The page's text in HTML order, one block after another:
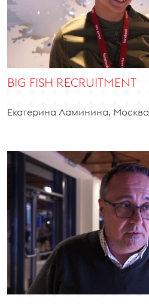
BIG FISH RECRUITMENT
Екатерина Ламинина, Москва